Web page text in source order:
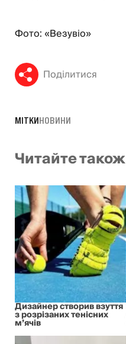
Фото: «Везувіо»
Поділитися
МІТКИНОВИНИ
Читайте також
Дизайнер створив взуття
з розрізаних тенісних
м’ячів